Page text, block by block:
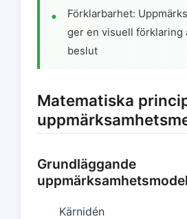
Förklarbarhet:
ger en visuell förklaring
beslut
Matematiska
Grundläggande